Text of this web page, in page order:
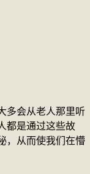
多会从老人那里听
都是通过这些故
，从而使我们在懵